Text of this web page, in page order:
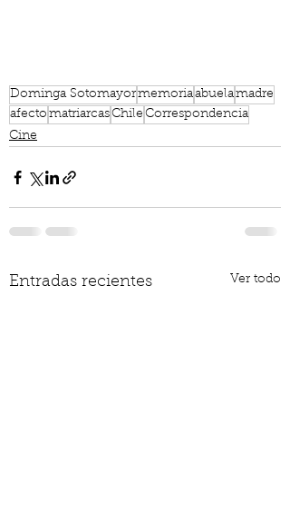
Dominga Sotomayormemoriaabuelamadre
afecto matriarcasChile Correspondencia
Cine
Entradas recientes Ver todo